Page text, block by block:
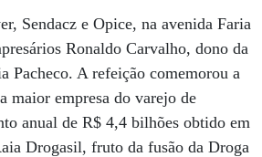
Sendacz e Opice, na avenida Faria
Ronaldo Carvalho, dono da
Pacheco. A refeição comemorou a
maior empresa do varejo de
anual de R$ 4,4 bilhões obtido em
Drogasil, fruto da fusão da Droga